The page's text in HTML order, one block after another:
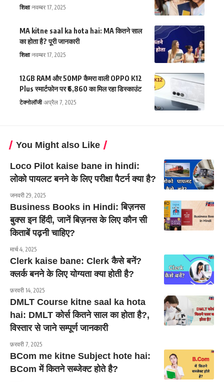
शिक्षा नवम्बर 17, 2025
MA kitne saal ka hota hai: MA कितने साल
का होता है? पूरी जानकारी
शिक्षा नवम्बर 17, 2025
12GB RAM और 50MP कैमरा वाली OPPO K12
Plus स्मार्टफोन पर ₹6,860 का मिल रहा डिस्काउंट
टेक्नोलॉजी अप्रैल 7, 2025
You Might also Like
Loco Pilot kaise bane in hindi:
लोको पायलट बनने के लिए परीक्षा पैटर्न क्या है?
जनवरी 29, 2025
Business Books in Hindi: बिज़नस
बुक्स इन हिंदी, जानें बिज़नस के लिए कौन सी
किताबें पढ़नी चाहिए?
मार्च 4, 2025
Clerk kaise bane: Clerk कैसे बनें?
क्लर्क बनने के लिए योग्यता क्या होती है?
फ़रवरी 14, 2025
DMLT Course kitne saal ka hota
hai: DMLT कोर्स कितने साल का होता है?,
विस्तार से जाने सम्पूर्ण जानकारी
फ़रवरी 7, 2025
BCom me kitne Subject hote hai:
BCom में कितने सब्जेक्ट होते है?